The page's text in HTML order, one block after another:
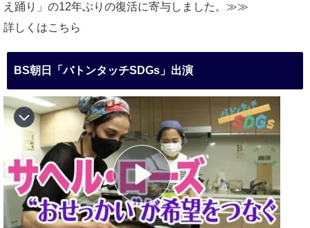
え踊り」の12年ぶりの復活に寄与しました。≫≫
詳しくはこちら
BS朝日「バトンタッチSDGs」出演